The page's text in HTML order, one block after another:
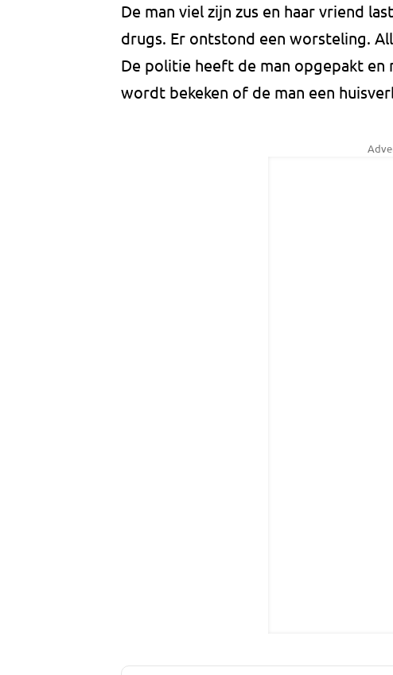
De man viel zijn zus en haar vriend
drugs. Er ontstond een worsteling.
De politie heeft de man opgepakt en
wordt bekeken of de man een